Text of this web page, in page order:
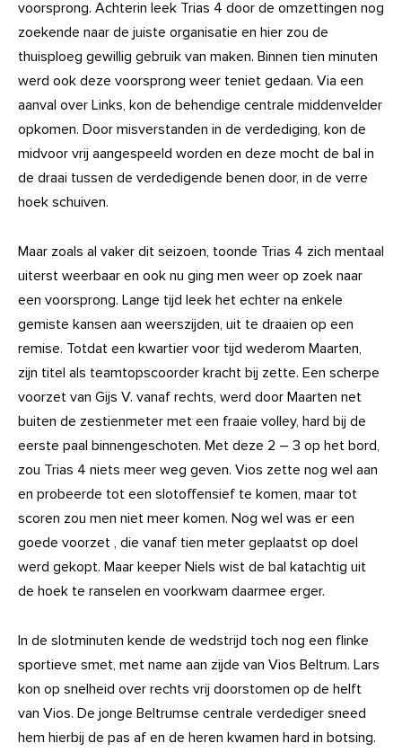
voorsprong. Achterin leek Trias 4 door de omzettingen nog
zoekende naar de juiste organisatie en hier zou de
thuisploeg gewillig gebruik van maken. Binnen tien minuten
werd ook deze voorsprong weer teniet gedaan. Via een
aanval over Links, kon de behendige centrale middenvelder
opkomen. Door misverstanden in de verdediging, kon de
midvoor vrij aangespeeld worden en deze mocht de bal in
de draai tussen de verdedigende benen door, in de verre
hoek schuiven.
Maar zoals al vaker dit seizoen, toonde Trias 4 zich mentaal
uiterst weerbaar en ook nu ging men weer op zoek naar
een voorsprong. Lange tijd leek het echter na enkele
gemiste kansen aan weerszijden, uit te draaien op een
remise. Totdat een kwartier voor tijd wederom Maarten,
zijn titel als teamtopscoorder kracht bij zette. Een scherpe
voorzet van Gijs V. vanaf rechts, werd door Maarten net
buiten de zestienmeter met een fraaie volley, hard bij de
eerste paal binnengeschoten. Met deze 2 – 3 op het bord,
zou Trias 4 niets meer weg geven. Vios zette nog wel aan
en probeerde tot een slotoffensief te komen, maar tot
scoren zou men niet meer komen. Nog wel was er een
goede voorzet , die vanaf tien meter geplaatst op doel
werd gekopt. Maar keeper Niels wist de bal katachtig uit
de hoek te ranselen en voorkwam daarmee erger.
In de slotminuten kende de wedstrijd toch nog een flinke
sportieve smet, met name aan zijde van Vios Beltrum. Lars
kon op snelheid over rechts vrij doorstomen op de helft
van Vios. De jonge Beltrumse centrale verdediger sneed
hem hierbij de pas af en de heren kwamen hard in botsing.